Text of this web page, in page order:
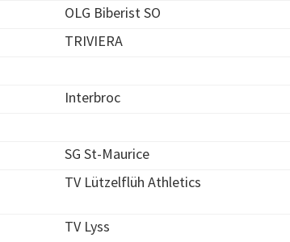
OLG Biberist SO
TRIVIERA
Interbroc
SG St-Maurice
TV Lützelflüh Athletics
TV Lyss